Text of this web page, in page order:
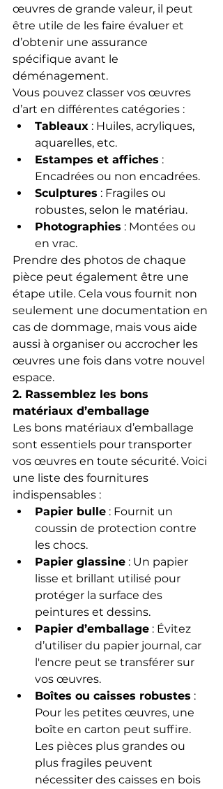
œuvres de grande valeur, il peut
être utile de les faire évaluer et
d’obtenir une assurance
spécifique avant le
déménagement.
Vous pouvez classer vos œuvres
d’art en différentes catégories :
Tableaux : Huiles, acryliques,
aquarelles, etc.
Estampes et affiches :
Encadrées ou non encadrées.
Sculptures : Fragiles ou
robustes, selon le matériau.
Photographies : Montées ou
en vrac.
Prendre des photos de chaque
pièce peut également être une
étape utile. Cela vous fournit non
seulement une documentation en
cas de dommage, mais vous aide
aussi à organiser ou accrocher les
œuvres une fois dans votre nouvel
espace.
2. Rassemblez les bons
matériaux d’emballage
Les bons matériaux d’emballage
sont essentiels pour transporter
vos œuvres en toute sécurité. Voici
une liste des fournitures
indispensables :
Papier bulle : Fournit un
coussin de protection contre
les chocs.
Papier glassine : Un papier
lisse et brillant utilisé pour
protéger la surface des
peintures et dessins.
Papier d’emballage : Évitez
d’utiliser du papier journal, car
l'encre peut se transférer sur
vos œuvres.
Boîtes ou caisses robustes :
Pour les petites œuvres, une
boîte en carton peut suffire.
Les pièces plus grandes ou
plus fragiles peuvent
nécessiter des caisses en bois